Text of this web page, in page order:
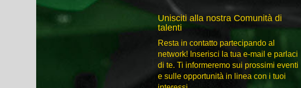
Unisciti alla nostra Comunità di
talenti
Resta in contatto partecipando al
network! Inserisci la tua e-mail e parlaci
di te. Ti informeremo sui prossimi eventi
e sulle opportunità in linea con i tuoi